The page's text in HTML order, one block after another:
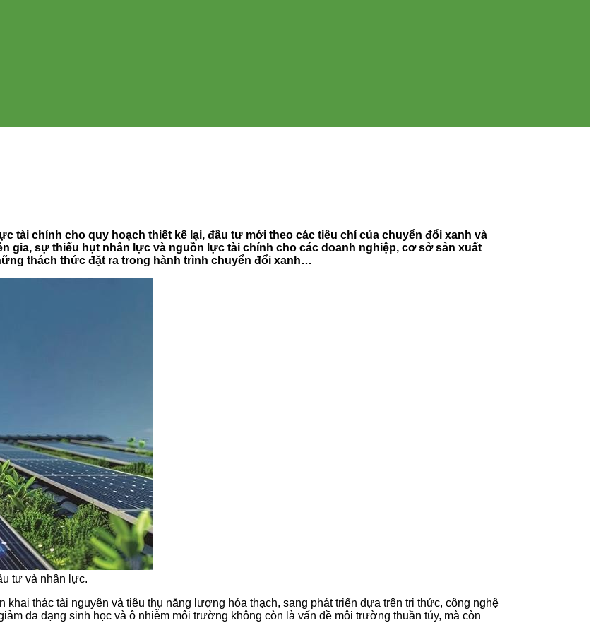
tài chính cho quy hoạch thiết kế lại, đầu tư mới theo các tiêu chí của chuyển đổi xanh và
gia, sự thiếu hụt nhân lực và nguồn lực tài chính cho các doanh nghiệp, cơ sở sản xuất
thách thức đặt ra trong hành trình chuyển đổi xanh…
tư và nhân lực.
thác tài nguyên và tiêu thụ năng lượng hóa thạch, sang phát triển dựa trên tri thức, công nghệ
đa dạng sinh học và ô nhiễm môi trường không còn là vấn đề môi trường thuần túy, mà còn